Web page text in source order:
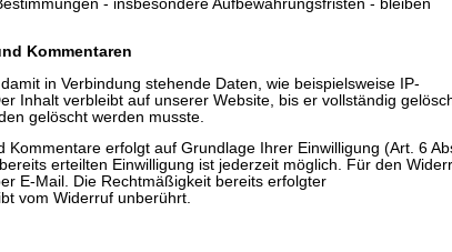
- insbesondere Aufbewahrungsfristen - bleiben
Kommentaren
in Verbindung stehende Daten, wie beispielsweise IP-
Inhalt verbleibt auf unserer Website, bis er vollständig
gelöscht werden musste.
Kommentare erfolgt auf Grundlage Ihrer Einwilligung (Art. 6
erteilten Einwilligung ist jederzeit möglich. Für den
E-Mail. Die Rechtmäßigkeit bereits erfolgter
vom Widerruf unberührt.